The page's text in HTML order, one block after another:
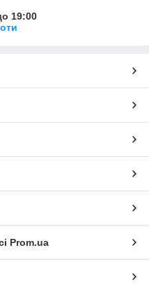
19:00
Prom.ua